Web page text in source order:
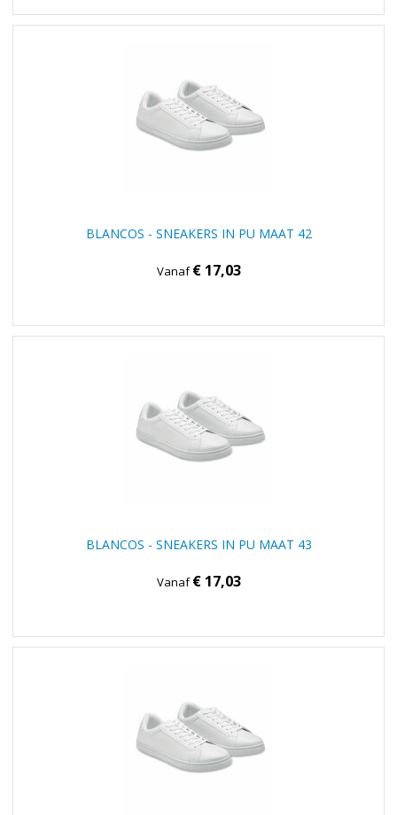
BLANCOS - SNEAKERS IN PU MAAT 42
Vanaf€ 17,03
BLANCOS - SNEAKERS IN PU MAAT 43
Vanaf€ 17,03